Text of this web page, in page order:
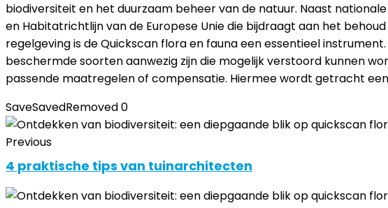
biodiversiteit en het duurzaam beheer van de natuur. Naast
en Habitatrichtlijn van de Europese Unie die bijdraagt aan het
regelgeving is de Quickscan flora en fauna een essentieel
beschermde soorten aanwezig zijn die mogelijk verstoord kunnen
passende maatregelen of compensatie. Hiermee wordt getracht
SaveSavedRemoved0
Previous
4 praktische tips van tuinarchitecten